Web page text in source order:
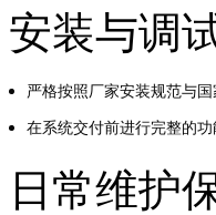
安装与调
严格按照厂家安装规范与
在系统交付前进行完整的
日常维护